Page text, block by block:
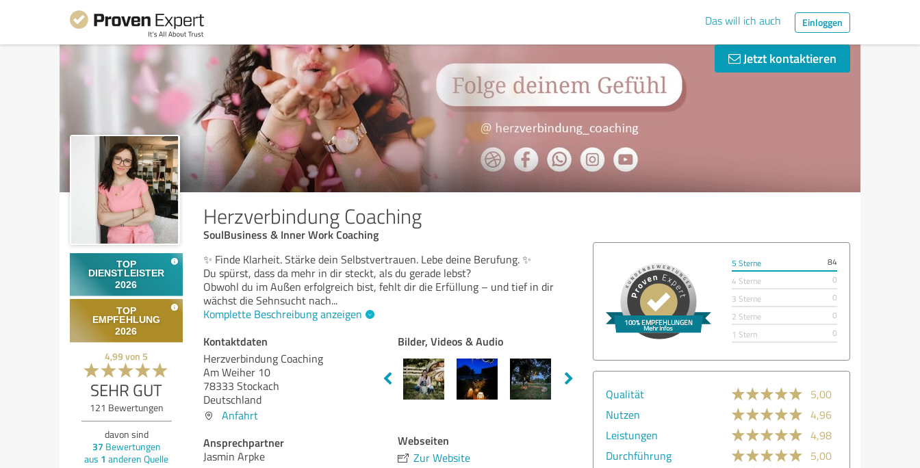
Das will ich auch Einloggen
Jetzt kontaktieren
Herzverbindung Coaching
SoulBusiness & Inner Work Coaching
4,99von 5
SEHR GUT
121 Bewertungen
davon sind
37 Bewertungen
aus 1 anderen Quelle
✨ Finde Klarheit. Stärke dein Selbstvertrauen. Lebe deine Berufung. ✨
Du spürst, dass da mehr in dir steckt, als du gerade lebst?
Obwohl du im Außen erfolgreich bist, fehlt dir die Erfüllung – und tief in dir
wächst die Sehnsucht nach...
Komplette Beschreibung anzeigen
Kontaktdaten
Herzverbindung Coaching
Am Weiher 10
78333 Stockach
Deutschland
Anfahrt
Ansprechpartner
Jasmin Arpke
Bilder, Videos & Audio
Webseiten
Zur Website
5 Sterne
84
4 Sterne
0
3 Sterne
0
2 Sterne
0
1 Stern
0
Qualität
5,00
Nutzen
4,96
Leistungen
4,98
Durchführung
5,00